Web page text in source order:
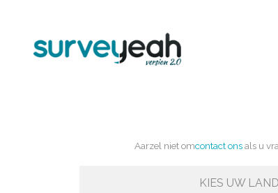
Aarzel niet omcontact onsals u
KIES UW